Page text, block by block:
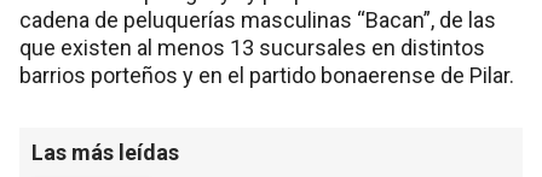
cadena de peluquerías masculinas “Bacan”, de las
que existen al menos 13 sucursales en distintos
barrios porteños y en el partido bonaerense de Pilar.
Las más leídas